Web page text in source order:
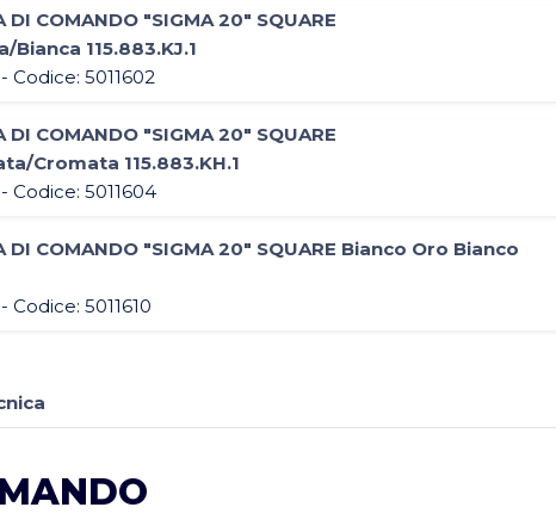
DI COMANDO "SIGMA 20" SQUARE
115.883.KJ.1
Codice: 5011602
DI COMANDO "SIGMA 20" SQUARE
Cromata 115.883.KH.1
Codice: 5011604
DI COMANDO "SIGMA 20" SQUARE Bianco Oro Bianco
Codice: 5011610